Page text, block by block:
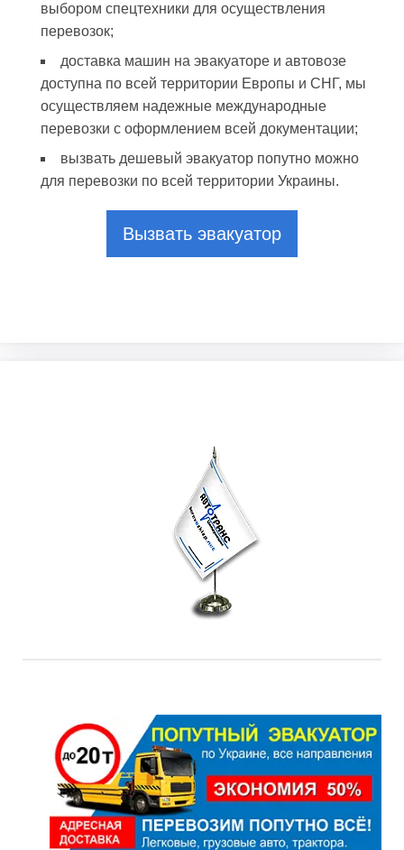
выбором спецтехники для осуществления
перевозок;
доставка машин на эвакуаторе и автовозе
доступна по всей территории Европы и СНГ, мы
осуществляем надежные международные
перевозки с оформлением всей документации;
вызвать дешевый эвакуатор попутно можно
для перевозки по всей территории Украины.
Вызвать эвакуатор